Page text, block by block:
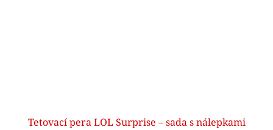
Tetovací pera LOL Surprise – sada s nálepkami